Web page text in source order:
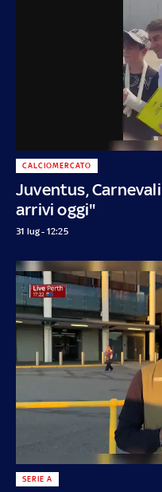
Juventus,
arrivi oggi"
CALCIOMERCATO
31 lug - 12:25
SERIE A